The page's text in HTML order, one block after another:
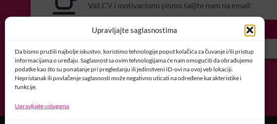
Upravljajte saglasnostima
Da bismo pružili najbolje iskustvo, koristimo tehnologije poput kolačića za čuvanje i/ili pristup
informacijama o uređaju. Saglasnost sa ovim tehnologijama će nam omogućiti da obrađujemo
podatke kao što su ponašanje pri pregledanju ili jedinstveni ID-ovi na ovoj veb lokaciji.
Nepristanak ili povlačenje saglasnosti može negativno uticati na određene karakteristike i
funkcije.
Upravljajte uslugama
Vaš CV i motivaciono pismo šaljite nam na email:
POSAO@CRYSTALNAILSBIH.COM